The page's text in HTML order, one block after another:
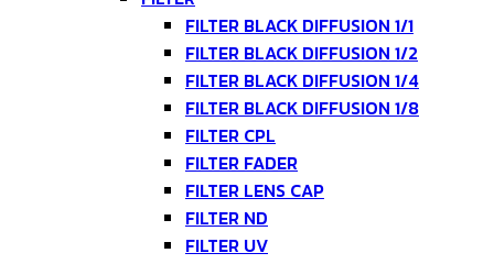
FILTER BLACK DIFFUSION 1/1
FILTER BLACK DIFFUSION 1/2
FILTER BLACK DIFFUSION 1/4
FILTER BLACK DIFFUSION 1/8
FILTER CPL
FILTER FADER
FILTER LENS CAP
FILTER ND
FILTER UV